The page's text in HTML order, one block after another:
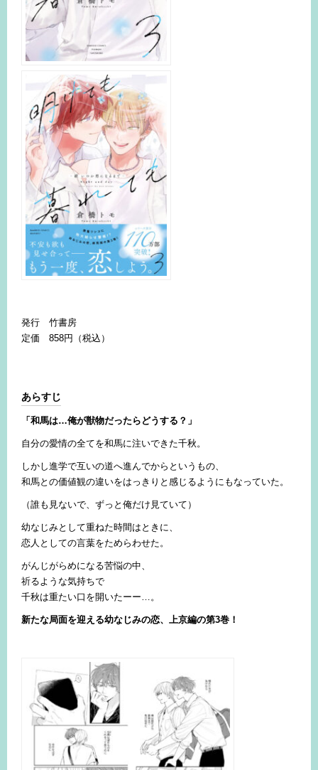
発行 竹書房
定価 858円（税込）
あらすじ
「和馬は…俺が獣物だったらどうする？」
自分の愛情の全てを和馬に注いできた千秋。
しかし進学で互いの道へ進んでからというもの、
和馬との価値観の違いをはっきりと感じるようにもなっていた。
（誰も見ないで、ずっと俺だけ見ていて）
幼なじみとして重ねた時間はときに、
恋人としての言葉をためらわせた。
がんじがらめになる苦悩の中、
祈るような気持ちで
千秋は重たい口を開いたーー…。
新たな局面を迎える幼なじみの恋、上京編の第3巻！